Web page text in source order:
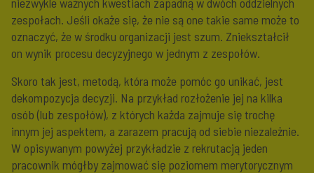
zespołach. Jeśli okaże się, że nie są one takie same może to
oznaczyć, że w środku organizacji jest szum. Zniekształcił
on wynik procesu decyzyjnego w jednym z zespołów.
Skoro tak jest, metodą, która może pomóc go unikać, jest
dekompozycja decyzji. Na przykład rozłożenie jej na kilka
osób (lub zespołów), z których każda zajmuje się trochę
innym jej aspektem, a zarazem pracują od siebie niezależnie.
W opisywanym powyżej przykładzie z rekrutacją jeden
pracownik mógłby zajmować się poziomem merytorycznym